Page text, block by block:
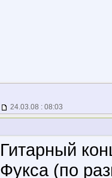
24.03.08 : 08:03
Гитарный
Фукса (по